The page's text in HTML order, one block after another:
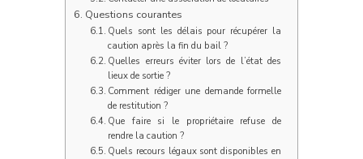
Questions courantes
Quels sont les délais pour récupérer la
caution après la fin du bail ?
Quelles erreurs éviter lors de l’état des
lieux de sortie ?
Comment rédiger une demande formelle
de restitution ?
Que faire si le propriétaire refuse de
rendre la caution ?
Quels recours légaux sont disponibles en